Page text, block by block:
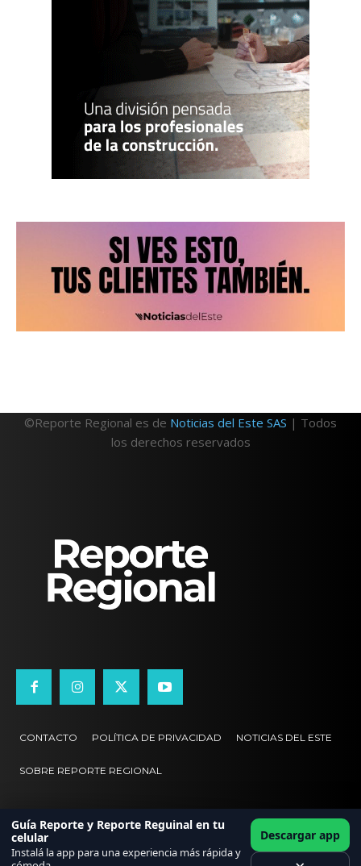
©Reporte Regional es de Noticias del Este SAS | Todos
los derechos reservados
CONTACTO POLÍTICA DE PRIVACIDAD NOTICIAS DEL ESTE
SOBRE REPORTE REGIONAL
Guía Reporte y Reporte Reguinal en tu
celular
Instalá la app para una experiencia más rápida y
Descargar app